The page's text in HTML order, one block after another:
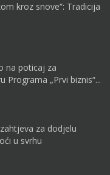
kroz snove“: Tradicija
na poticaj za
Programa „Prvi biznis“...
za dodjelu
u svrhu